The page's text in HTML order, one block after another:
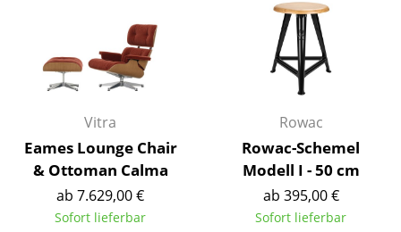
Sekretäre & PC-Tische
Konferenztische
Stehtische & Stehpulte
Kindertische
Gartentische
Servierwagen
Vitra
Eames Lounge Chair
& Ottoman Calma
ab 7.629,00 €
Sofort lieferbar
Rowac
Rowac-Schemel
Modell I - 50 cm
ab 395,00 €
Sofort lieferbar